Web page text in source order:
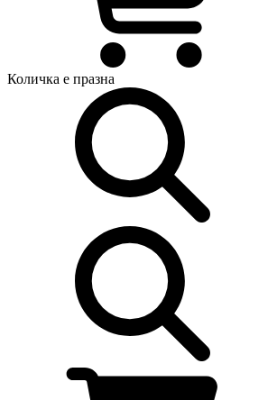
Количка е празна